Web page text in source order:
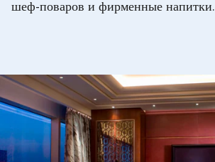
шеф-поваров и фирменные напитки.